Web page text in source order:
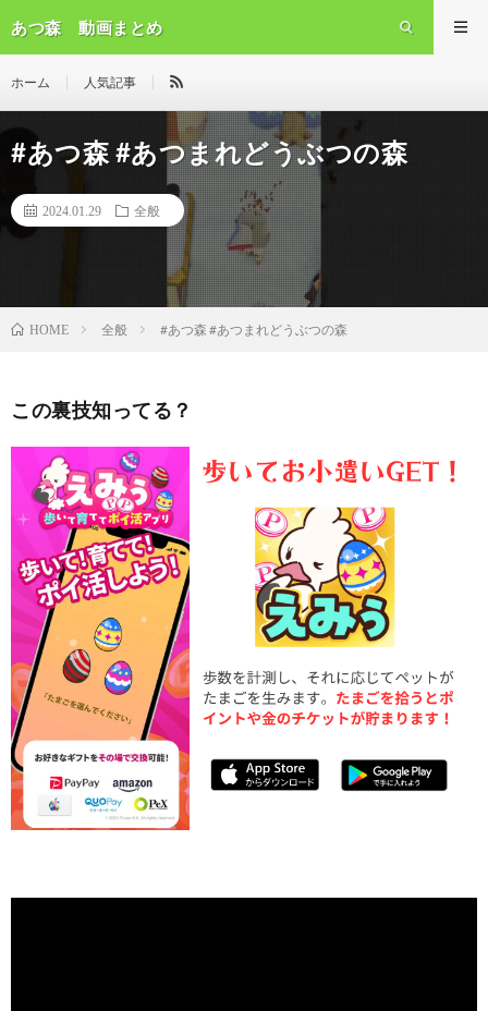
あつ森 動画まとめ
ホーム 人気記事
#あつ森 #あつまれどうぶつの森
2024.01.29 全般
HOME 全般 #あつ森 #あつまれどうぶつの森
この裏技知ってる？